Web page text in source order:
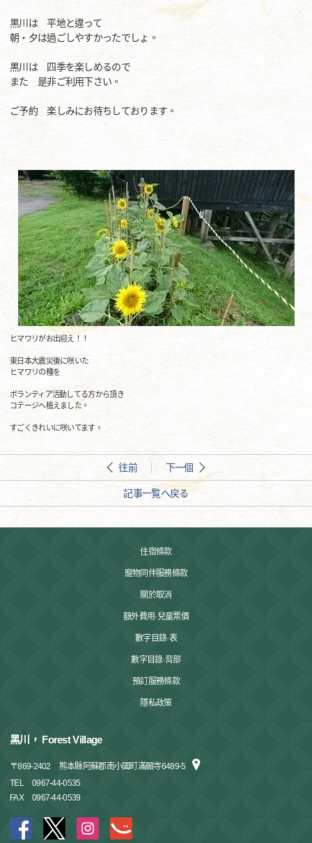
黒川は 平地と違って
朝・夕は過ごしやすかったでしょ。
黒川は 四季を楽しめるので
また 是非ご利用下さい。
ご予約 楽しみにお待ちしております。
ヒマワリがお出迎え！！
東日本大震災後に咲いた
ヒマワリの種を
ボランティア活動してる方から頂き
コテージへ植えました。
すごくきれいに咲いてます。
往前 下一個
記事一覧へ戻る
住宿條款
寵物同伴服務條款
關於取消
額外費用·兒童票價
數字目錄·表
數字目錄·背部
預訂服務條款
隱私政策
黑川， Forest Village
〒869-2402
熊本縣阿蘇郡南小國町滿願寺6489-5
TEL
0967-44-0535
FAX
0967-44-0539